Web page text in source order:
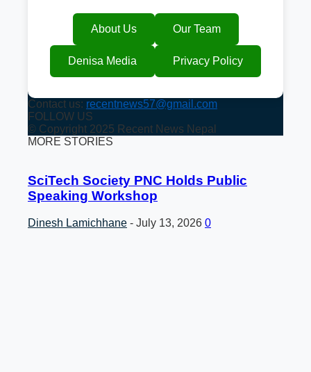
About Us Our Team
Denisa Media Privacy Policy
Contact us: recentnews57@gmail.com
FOLLOW US
© Copyright 2025 Recent News Nepal
MORE STORIES
SciTech Society PNC Holds Public
Speaking Workshop
Dinesh Lamichhane - July 13, 2026 0